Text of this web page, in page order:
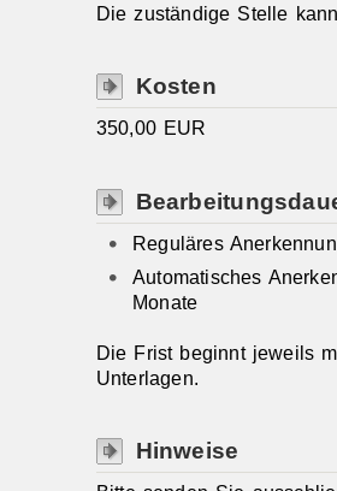
Die zuständige Stelle
Kosten
350,00 EUR
Reguläres
Automatisches
Monate
Die Frist beginnt jeweils
Unterlagen.
Hinweise